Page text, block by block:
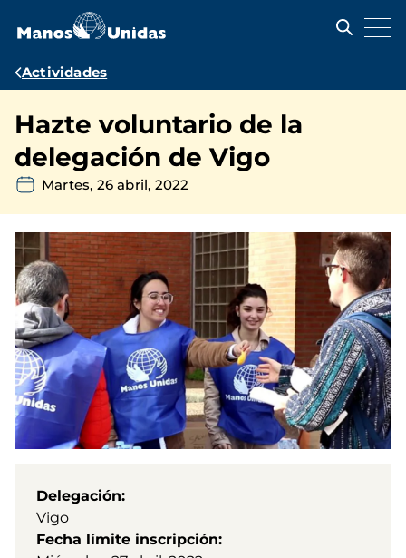
contenido
Ruta
navegación
Actividades
Hazte voluntario de la
delegación de Vigo
Martes, 26 abril, 2022
Delegación
Vigo
Fecha límite inscripción